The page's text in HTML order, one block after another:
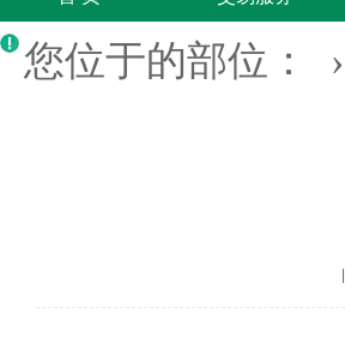
您位于的部位： ›